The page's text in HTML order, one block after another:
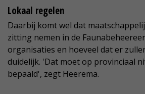
Lokaal regelen
Daarbij komt wel dat
zitting nemen in de
organisaties en hoeveel dat er
duidelijk. 'Dat moet op provinciaal
bepaald', zegt Heerema.